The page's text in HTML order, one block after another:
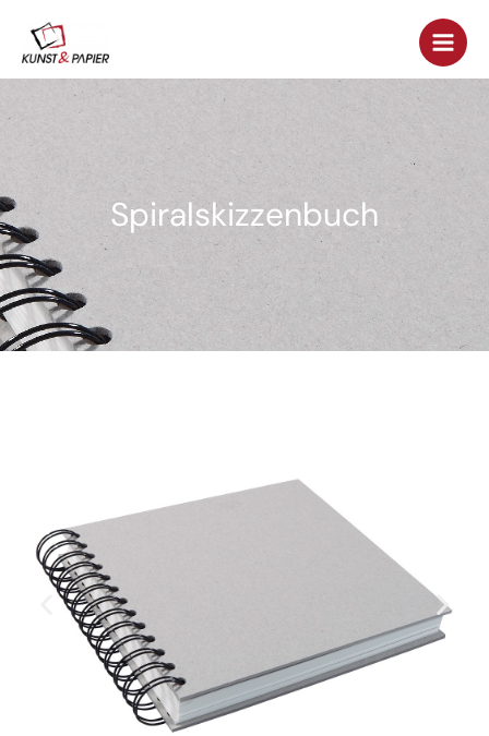
Spiralskizzenbuch